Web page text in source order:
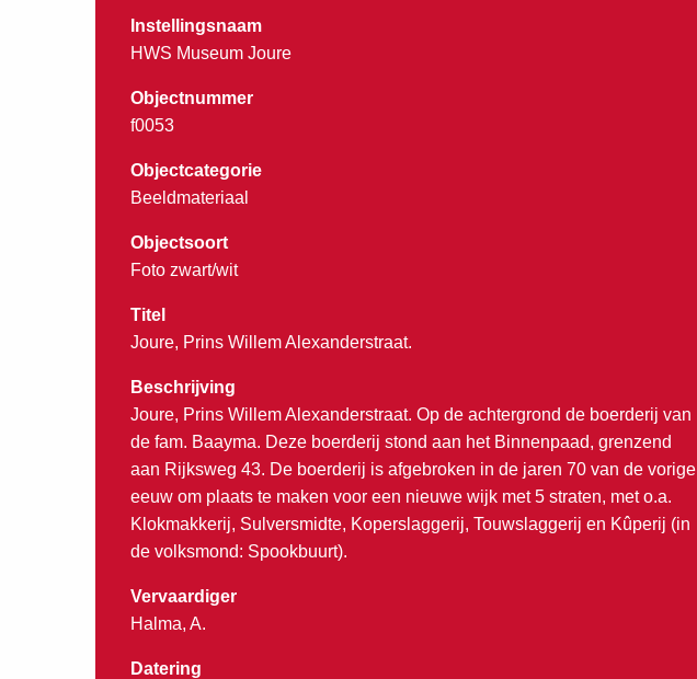
Instellingsnaam
HWS Museum Joure
Objectnummer
f0053
Objectcategorie
Beeldmateriaal
Objectsoort
Foto zwart/wit
Titel
Joure, Prins Willem Alexanderstraat.
Beschrijving
Joure, Prins Willem Alexanderstraat. Op de achtergrond de boerderij van
de fam. Baayma. Deze boerderij stond aan het Binnenpaad, grenzend
aan Rijksweg 43. De boerderij is afgebroken in de jaren 70 van de vorige
eeuw om plaats te maken voor een nieuwe wijk met 5 straten, met o.a.
Klokmakkerij, Sulversmidte, Koperslaggerij, Touwslaggerij en Kûperij (in
de volksmond: Spookbuurt).
Vervaardiger
Halma, A.
Datering